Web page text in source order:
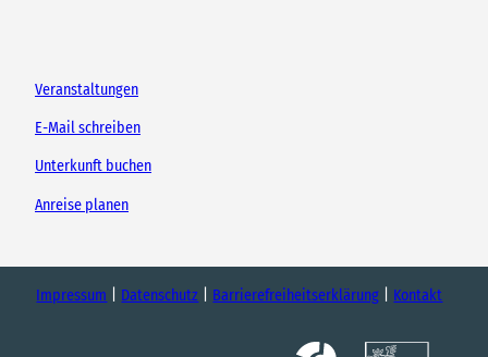
Veranstaltungen
E-Mail schreiben
Unterkunft buchen
Anreise planen
Impressum Datenschutz Barrierefreiheitserklärung Kontakt